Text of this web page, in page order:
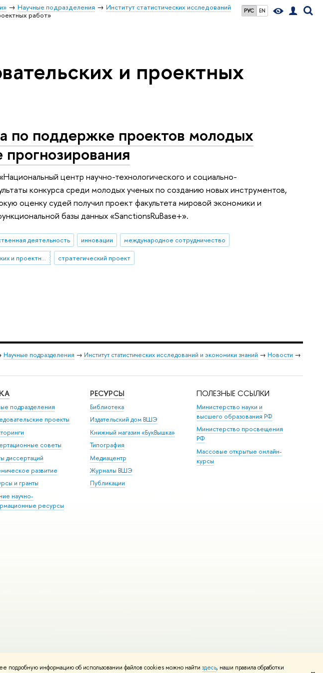
подробную информацию об использовании файлов cookies можно найти здесь, наши правила обработки
РУС EN
Научные подразделения
Институт статистических исследований
работ»
и проектных
по поддержке проектов молодых
центр научно-технологического и социально-
конкурса среди молодых ученых по созданию новых инструментов,
оценку судей получил проект факультета мировой экономики и
базы данных «SanctionsRuBase+».
деятельность инновации
международное сотрудничество
конкурс исследовательских и проектных работ стратегический проект
Научные подразделения → Институт статистических исследований и экономики знаний → Новости →
подразделения
проекты
советы
диссертаций
развитие
и гранты
научно-
ресурсы
РЕСУРСЫ
Библиотека
Издательский дом ВШЭ
Книжный магазин «БукВышка»
Типография
Медиацентр
Журналы ВШЭ
Публикации
ПОЛЕЗНЫЕ ССЫЛКИ
Министерство науки и
высшего образования РФ
Министерство просвещения
РФ
Массовые открытые онлайн-
курсы
Редактору
Политика конфиденциальности Карта сайта